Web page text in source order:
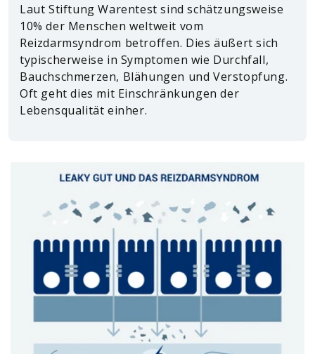
Laut Stiftung Warentest sind schätzungsweise
10% der Menschen weltweit vom
Reizdarmsyndrom betroffen. Dies äußert sich
typischerweise in Symptomen wie Durchfall,
Bauchschmerzen, Blähungen und Verstopfung.
Oft geht dies mit Einschränkungen der
Lebensqualität einher.